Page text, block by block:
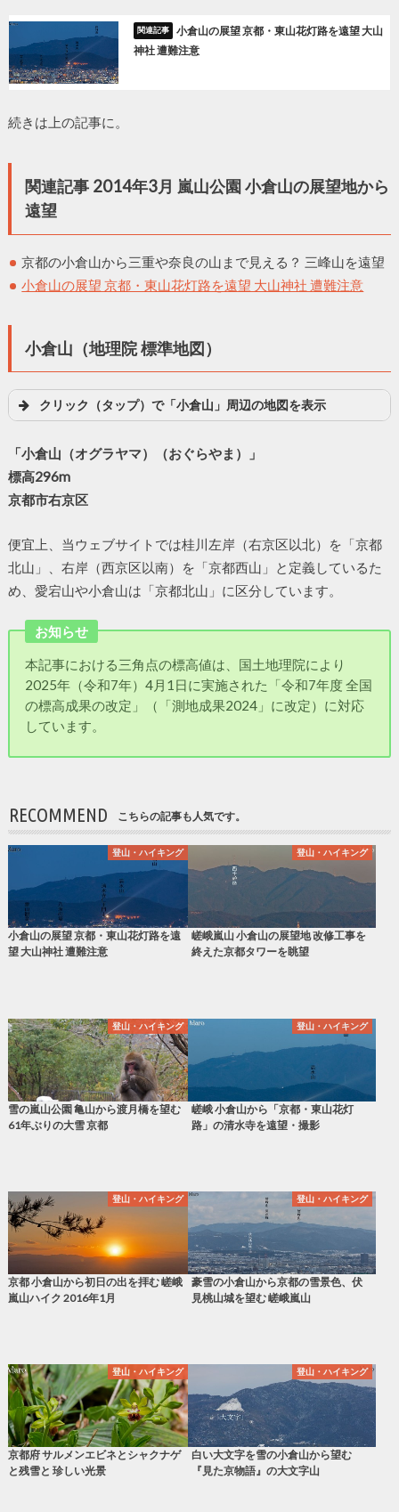
小倉山の展望 京都・東山花灯路を遠望 大山
神社 遭難注意
続きは上の記事に。
関連記事 2014年3月 嵐山公園 小倉山の展望地から
遠望
京都の小倉山から三重や奈良の山まで見える？ 三峰山を遠望
小倉山の展望 京都・東山花灯路を遠望 大山神社 遭難注意
小倉山（地理院 標準地図）
クリック（タップ）で「小倉山」周辺の地図を表示
「小倉山（オグラヤマ）（おぐらやま）」
標高296m
京都市右京区
便宜上、当ウェブサイトでは桂川左岸（右京区以北）を「京都
北山」、右岸（西京区以南）を「京都西山」と定義しているた
め、愛宕山や小倉山は「京都北山」に区分しています。
お知らせ
本記事における三角点の標高値は、国土地理院により
2025年（令和7年）4月1日に実施された「令和7年度 全国
の標高成果の改定」（「測地成果2024」に改定）に対応
しています。
RECOMMEND こちらの記事も人気です。
登山・ハイキング
小倉山の展望 京都・東山花灯路を遠
望 大山神社 遭難注意
登山・ハイキング
嵯峨嵐山 小倉山の展望地 改修工事を
終えた京都タワーを眺望
登山・ハイキング
雪の嵐山公園 亀山から渡月橋を望む
61年ぶりの大雪 京都
登山・ハイキング
嵯峨 小倉山から「京都・東山花灯
路」の清水寺を遠望・撮影
登山・ハイキング
京都 小倉山から初日の出を拝む 嵯峨
嵐山ハイク 2016年1月
登山・ハイキング
豪雪の小倉山から京都の雪景色、伏
見桃山城を望む 嵯峨嵐山
登山・ハイキング
京都府 サルメンエビネとシャクナゲ
と残雪と 珍しい光景
登山・ハイキング
白い大文字を雪の小倉山から望む
『見た京物語』の大文字山